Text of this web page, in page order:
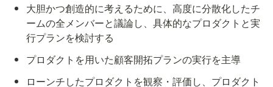
大胆かつ創造的に考えるために、高度に分散化したチ
ームの全メンバーと議論し、具体的なプロダクトと実
行プランを検討する
プロダクトを用いた顧客開拓プランの実行を主導
ローンチしたプロダクトを観察・評価し、プロダクト